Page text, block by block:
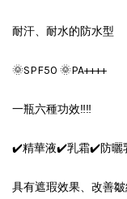
耐汗、耐水的防水型
🌞SPF50 🌞PA++++
一瓶六種功效‼️‼️
✔️精華液✔️乳霜✔️防曬
具有遮瑕效果、改善